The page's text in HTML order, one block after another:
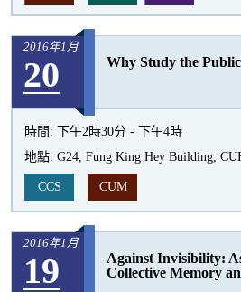
2016年1月
20 Why Study the
時間:
下午2時30分 - 下午4時
地點: G24, Fung King Hey Building,
CCS CUM
2016年1月
19
Against Invisibility:
Collective Memory